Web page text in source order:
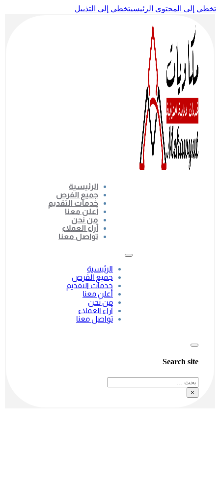
تخطي إلى المحتوى الرئيسيتخطي إلى التذييل
الرئيسية
جميع الفرص
خدمات التقديم
أعلن معنا
من نحن
آراء العملاء
تواصل معنا
الرئيسية
جميع الفرص
خدمات التقديم
أعلن معنا
من نحن
آراء العملاء
تواصل معنا
Search site
بحث
×